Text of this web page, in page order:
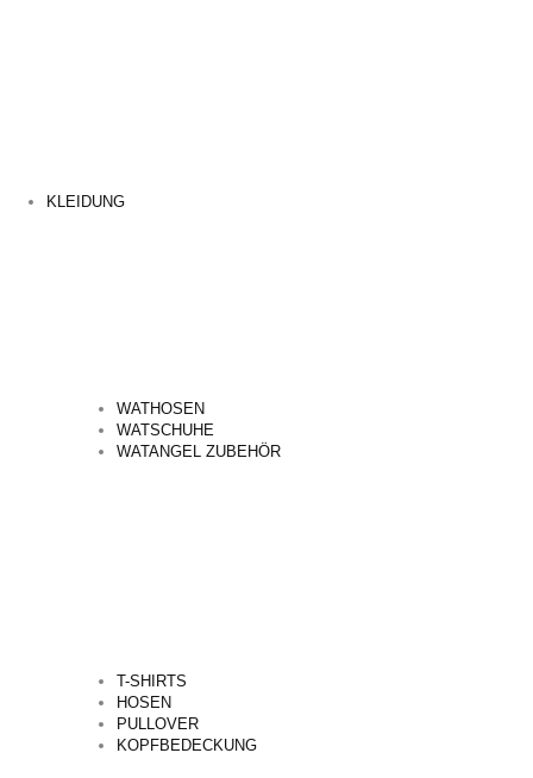
KLEIDUNG
WATHOSEN
WATSCHUHE
WATANGEL ZUBEHÖR
T-SHIRTS
HOSEN
PULLOVER
KOPFBEDECKUNG